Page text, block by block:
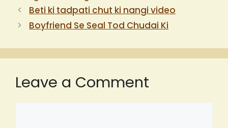
Beti ki tadpati chut ki nangi video
Boyfriend Se Seal Tod Chudai Ki
Leave a Comment